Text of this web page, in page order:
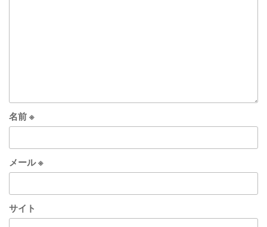
名前※
メール※
サイト